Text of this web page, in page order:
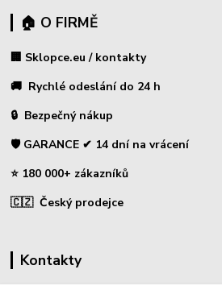
🏠 O FIRMĚ
🏢 Sklopce.eu / kontakty
🚚 Rychlé odeslání do 24 h
🔒 Bezpečný nákup
🛡️ GARANCE ✔ 14 dní na vrácení
⭐ 180 000+ zákazníků
🇨🇿 Český prodejce
Kontakty